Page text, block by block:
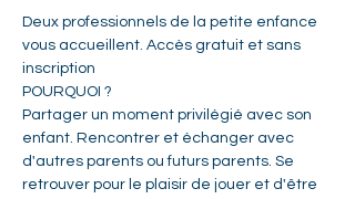
Deux professionnels de la petite enfance
vous accueillent. Accès gratuit et sans
inscription
POURQUOI ?
Partager un moment privilégié avec son
enfant. Rencontrer et échanger avec
d'autres parents ou futurs parents. Se
retrouver pour le plaisir de jouer et d'être